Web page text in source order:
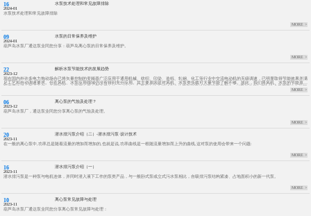
16
2024-01
水泵技术处理和常见故障排除
水泵技术处理和常见故障排除
MORE >
09
2024-01
水泵的日常保养及维护
葫芦岛水泵厂通达泵业同您分享：葫芦岛离心泵的日常保养及维护。
MORE >
22
2023-12
解析水泵节能技术的发展趋势
现在国内外许多电力拖动场合已将矢量控制的变频器广泛应用于通用机械、纺织、印染、造纸、轧钢、化工等行业中交流电动机的无级调速，已明显取得节能效果并满
足工艺和自动调速要求。但在风机、水泵应用领域仍没有得到充分应用。其主要原因是对风机、水泵类负载可大量节能了解不够。故此，我们将风机、水泵的节能原理
和应用状况向客户介绍。全国风机、水泵用电量占工业用电的60%以上，如果能在这个领域充分使用变频器进行变频无级调速，对我们发展加工制造业又严重缺电的国
MORE >
06
2023-12
离心泵的气蚀及处理？
葫芦岛水泵厂，通达泵业同您分享离心泵的气蚀及处理。
MORE >
20
2023-11
潜水排污泵介绍（二）-潜水排污泵·设计技术
在一般的离心泵中,功率总是随着流量的增加而增加的,也就是说,功率曲线是一根随流量增加而上升的曲线,这对泵的使用会带来一个问题:
MORE >
16
2023-11
潜水排污泵介绍（一）
潜水排污泵是一种泵与电机连体，并同时潜入液下工作的泵类产品，与一般卧式泵或立式污水泵相比，自吸排污泵结构紧凑、占地面积小的新一代泵。
MORE >
10
2023-11
离心泵常见故障与处理
葫芦岛水泵厂通达泵业同您分享离心泵常见故障与处理：